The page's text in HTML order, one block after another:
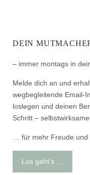
DEIN
– immer montags in
Melde dich an und
wegbegleitende Email-
loslegen und deinen
Schritt –
… für mehr Freude und
Los geht’s …